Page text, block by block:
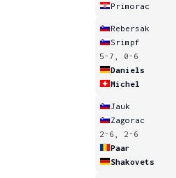
Primorac
Rebersak
Srimpf
5-7, 0-6
Daniels
Michel
Jauk
Zagorac
2-6, 2-6
Paar
Shakovets